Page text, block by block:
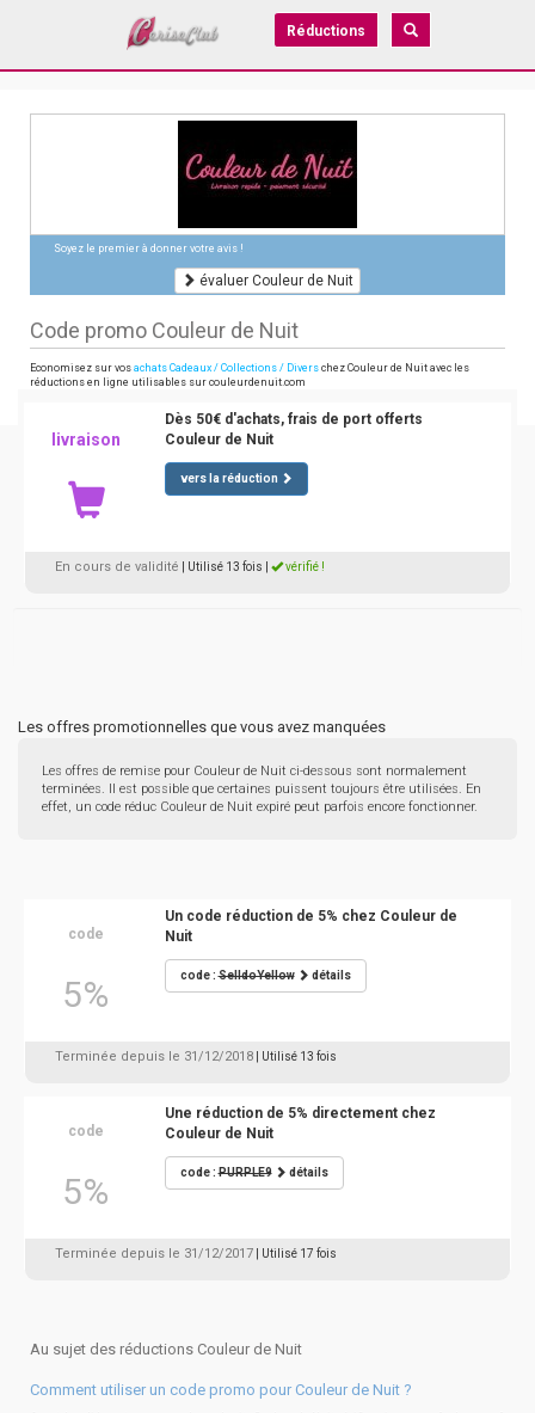
Réductions
Soyez le premier à donner votre avis !
évaluer Couleur de Nuit
Code promo Couleur de Nuit
Economisez sur vos achats Cadeaux / Collections / Divers chez Couleur de Nuit avec les
réductions en ligne utilisables sur couleurdenuit.com
livraison
Dès 50€ d'achats, frais de port offerts
Couleur de Nuit
vers la réduction
En cours de validité | Utilisé 13 fois vérifié !
Les offres promotionnelles que vous avez manquées
Les offres de remise pour Couleur de Nuit ci-dessous sont normalement
terminées. Il est possible que certaines puissent toujours être utilisées. En
effet, un code réduc Couleur de Nuit expiré peut parfois encore fonctionner.
code
5%
Un code réduction de 5% chez Couleur de
Nuit
code :SelldoYellow détails
Terminée depuis le 31/12/2018 | Utilisé 13 fois
code
5%
Une réduction de 5% directement chez
Couleur de Nuit
code :PURPLE9 détails
Terminée depuis le 31/12/2017 | Utilisé 17 fois
Au sujet des réductions Couleur de Nuit
Comment utiliser un code promo pour Couleur de Nuit ?